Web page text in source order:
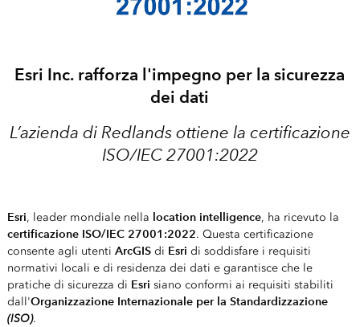
Esri Inc. rafforza l'impegno per la sicurezza
dei dati
L’azienda di Redlands ottiene la certificazione
ISO/IEC 27001:2022
Esri, leader mondiale nella location intelligence, ha ricevuto la
certificazione ISO/IEC 27001:2022. Questa certificazione
consente agli utenti ArcGIS di Esri di soddisfare i requisiti
normativi locali e di residenza dei dati e garantisce che le
pratiche di sicurezza di Esri siano conformi ai requisiti stabiliti
dall'Organizzazione Internazionale per la Standardizzazione
(ISO).